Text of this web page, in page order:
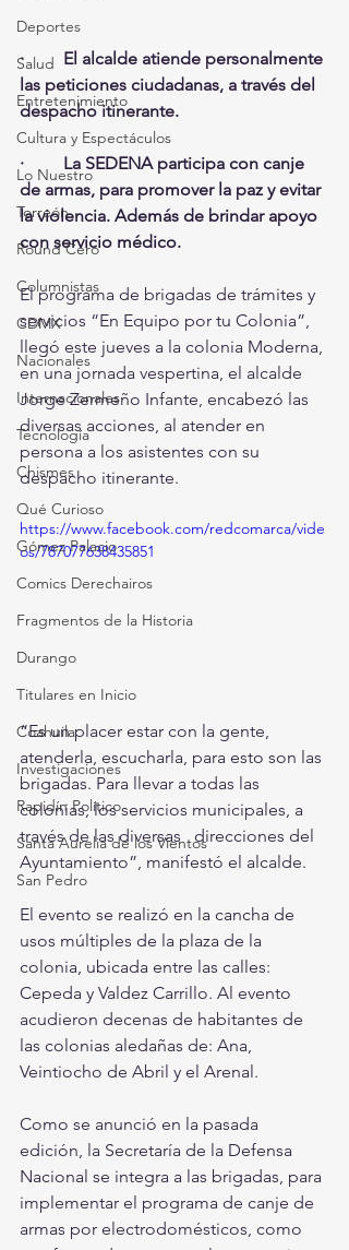
Deportes
Salud
Entretenimiento
Cultura y Espectáculos
Lo Nuestro
Torreón
Round Cero
Columnistas
CDMX
Nacionales
Internacionales
Tecnología
Chismes
Qué Curioso
Gómez Palacio
Comics Derechairos
Fragmentos de la Historia
Durango
Titulares en Inicio
Coahuila
Investigaciones
Rapidín Político
Santa Aurelia de los Vientos
San Pedro
·         El alcalde atiende personalmente
las peticiones ciudadanas, a través del
despacho itinerante.
·         La SEDENA participa con canje
de armas, para promover la paz y evitar
la violencia. Además de brindar apoyo
con servicio médico.
El programa de brigadas de trámites y
servicios “En Equipo por tu Colonia”,
llegó este jueves a la colonia Moderna,
en una jornada vespertina, el alcalde
Jorge Zermeño Infante, encabezó las
diversas acciones, al atender en
persona a los asistentes con su
despacho itinerante.
https://www.facebook.com/redcomarca/vide
os/787077638435851
“Es un placer estar con la gente,
atenderla, escucharla, para esto son las
brigadas. Para llevar a todas las
colonias, los servicios municipales, a
través de las diversas   direcciones del
Ayuntamiento”, manifestó el alcalde.
El evento se realizó en la cancha de
usos múltiples de la plaza de la
colonia, ubicada entre las calles:
Cepeda y Valdez Carrillo. Al evento
acudieron decenas de habitantes de
las colonias aledañas de: Ana,
Veintiocho de Abril y el Arenal.
Como se anunció en la pasada
edición, la Secretaría de la Defensa
Nacional se integra a las brigadas, para
implementar el programa de canje de
armas por electrodomésticos, como